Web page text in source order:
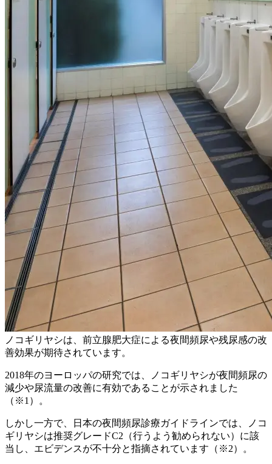
ノコギリヤシは、前立腺肥大症による夜間頻尿や残尿感の改
善効果が期待されています。
2018年のヨーロッパの研究では、ノコギリヤシが夜間頻尿の
減少や尿流量の改善に有効であることが示されました
（※1）。
しかし一方で、日本の夜間頻尿診療ガイドラインでは、ノコ
ギリヤシは推奨グレードC2（行うよう勧められない）に該
当し、エビデンスが不十分と指摘されています（※2）。